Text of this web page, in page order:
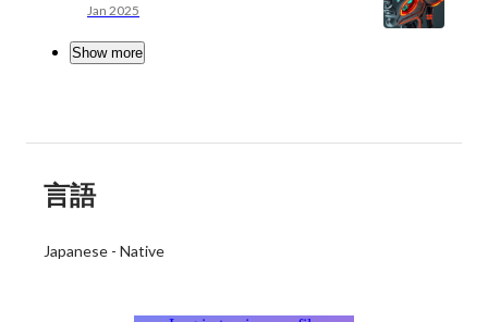
Jan 2025
Show more
言語
Japanese - Native